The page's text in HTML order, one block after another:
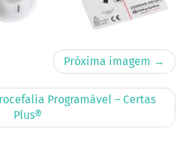
Próxima imagem →
Programável – Certas
Plus®